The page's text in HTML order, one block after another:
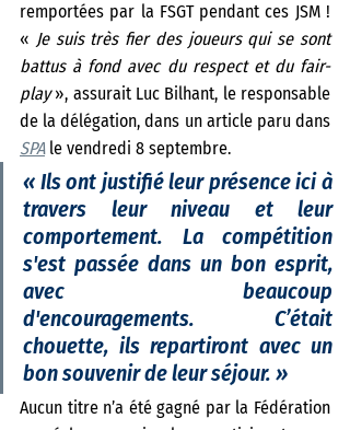
remportées par la FSGT pendant ces JSM !
« Je suis très fier des joueurs qui se sont
battus à fond avec du respect et du fair-
play », assurait Luc Bilhant, le responsable
SPA le vendredi 8 septembre.
« Ils ont justifié leur présence ici à
travers leur niveau et leur
comportement. La compétition
s'est passée dans un bon esprit,
avec beaucoup
d'encouragements. C’était
chouette, ils repartiront avec un
bon souvenir de leur séjour. »
Aucun titre n’a été gagné par la Fédération